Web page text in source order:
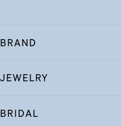
BRAND
JEWELRY
BRIDAL